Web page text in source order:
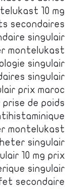
10 mg
secondaires
singulair
montelukast
singulair
singulair
prix maroc
de poids
montelukast
singulair
10 mg prix
singulair
secondaire